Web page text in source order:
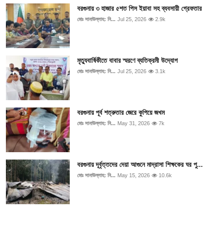
বরগুনায় ৩ হাজার ৫শত পিস ইয়াবা সহ ব্যবসায়ী গ্রেফতার
মোঃ সানাউল্লাহ: নি... Jul 25, 2026 2.9k
মৃত্যুবার্ষিকীতে বাবার স্মরণে ব্যতিক্রমী উদ্যোগ
মোঃ সানাউল্লাহ: নি... Jul 25, 2026 3.1k
বরগুনায় পূর্ব শত্রুতার জেরে কুপিয়ে জখম
মোঃ সানাউল্লাহ: নি... May 31, 2026 7k
বরগুনায় দূর্বৃত্তদের দেয়া আগুনে মাদ্রাসা শিক্ষকের ঘর পু...
মোঃ সানাউল্লাহ: নি... May 15, 2026 10.6k